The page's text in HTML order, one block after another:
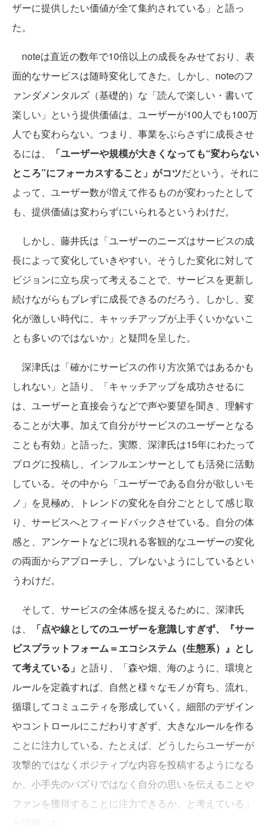
ザーに提供したい価値が全て集約されている」と語っ
た。
noteは直近の数年で10倍以上の成長をみせており、表
面的なサービスは随時変化してきた。しかし、noteのフ
ァンダメンタルズ（基礎的）な「読んで楽しい・書いて
楽しい」という提供価値は、ユーザーが100人でも100万
人でも変わらない。つまり、事業をぶらさずに成長させ
るには、
「ユーザーや規模が大きくなっても“変わらない
ところ”にフォーカスすること」がコツだという。それに
よって、ユーザー数が増えて作るものが変わったとして
も、提供価値は変わらずにいられるというわけだ。
しかし、藤井氏は「ユーザーのニーズはサービスの成
長によって変化していきやすい。そうした変化に対して
ビジョンに立ち戻って考えることで、サービスを更新し
続けながらもブレずに成長できるのだろう。しかし、変
化が激しい時代に、キャッチアップが上手くいかないこ
とも多いのではないか」と疑問を呈した。
深津氏は「確かにサービスの作り方次第ではあるかも
しれない」と語り、「キャッチアップを成功させるに
は、ユーザーと直接会うなどで声や要望を聞き、理解す
ることが大事。加えて自分がサービスのユーザーとなる
ことも有効」と語った。実際、深津氏は15年にわたって
ブログに投稿し、インフルエンサーとしても活発に活動
している。その中から「ユーザーである自分が欲しいモ
ノ」を見極め、トレンドの変化を自分ごととして感じ取
り、サービスへとフィードバックさせている。自分の体
感と、アンケートなどに現れる客観的なユーザーの変化
の両面からアプローチし、ブレないようにしているとい
うわけだ。
そして、サービスの全体感を捉えるために、深津氏
は、
「点や線としてのユーザーを意識しすぎず、『サー
ビスプラットフォーム＝エコシステム（生態系）』とし
て考えている」 と語り、「森や畑、海のように、環境と
ルールを定義すれば、自然と様々なモノが育ち、流れ、
循環してコミュニティを形成していく。細部のデザイン
やコントロールにこだわりすぎず、大きなルールを作る
ことに注力している。たとえば、どうしたらユーザーが
攻撃的ではなくポジティブな内容を投稿するようになる
か、小手先のバズりではなく自分の思いを伝えることや
ファンを獲得することに注力できるか、と考えている」